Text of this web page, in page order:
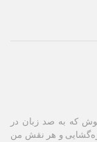
كه به صد زبان در
و هر نقش من